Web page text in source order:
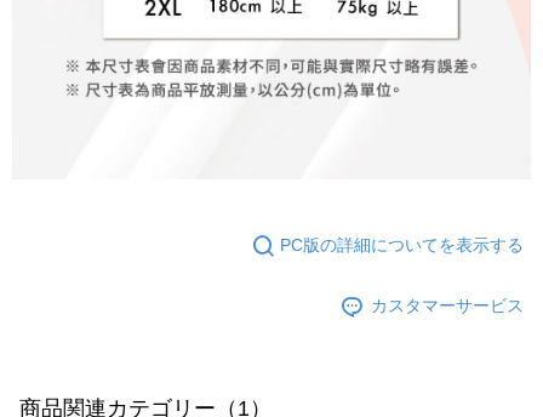
PC版の詳細についてを表示する
カスタマーサービス
商品関連カテゴリー（1）